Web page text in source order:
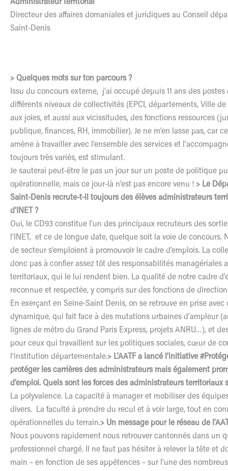
Administrateur territorial
Directeur des affaires domaniales et juridiques au Conseil
Saint-Denis
> Quelques mots sur ton parcours ?
Issu du concours externe, j’ai occupé depuis 11 ans des
différents niveaux de collectivités (EPCI, départements, Ville de
aux joies, et aussi aux vicissitudes, des fonctions ressources
publique, finances, RH, immobilier). Je ne m’en lasse pas, car
amène à travailler avec l’ensemble des services et
toujours très variés, est stimulant.
Je sauterai peut-être le pas un jour sur un poste de politique
opérationnelle, mais ce jour-là n’est pas encore venu ! > Le
Saint-Denis recrute-t-il toujours des élèves administrateurs
d’INET ?
Oui, le CD93 constitue l’un des principaux recruteurs des
l’INET, et ce de longue date, quelque soit la voie de concours.
de secteur s’emploient à promouvoir le cadre d’emplois. La
donc pas à confier assez tôt des responsabilités managériales
territoriaux, qui le lui rendent bien. La qualité de notre cadre
reconnue et respectée, y compris sur des fonctions de
En exerçant en Seine-Saint Denis, on se retrouve en prise
dynamique, qui fait face à des mutations urbaines d’ampleur
lignes de métro du Grand Paris Express, projets ANRU…), et
pour ceux qui travaillent sur les politiques sociales, cœur de
l’institution départementale.> L’AATF a lancé l’initiative
protéger les carrières des administrateurs mais également
d’emploi. Quels sont les forces des administrateurs territoriaux
La polyvalence. La capacité à manager et mobiliser des
divers. La faculté à prendre du recul et à voir large, tout en
opérationnelles du terrain.> Un message pour le réseau de
Nous pouvons rapidement nous retrouver cantonnés dans un
professionnel chargé. Il ne faut pas hésiter à relever la tête et
main – en fonction de ses appétences – sur l’une des